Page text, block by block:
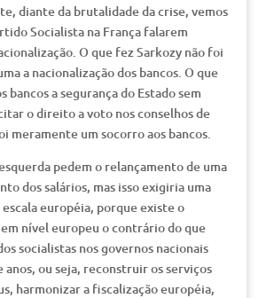
diante da brutalidade da crise, vemos
Socialista na França falarem
O que fez Sarkozy não foi
a nacionalização dos bancos. O que
bancos a segurança do Estado sem
o direito a voto nos conselhos de
meramente um socorro aos bancos.
pedem o relançamento de uma
dos salários, mas isso exigiria uma
européia, porque existe o
nível europeu o contrário do que
socialistas nos governos nacionais
ou seja, reconstruir os serviços
harmonizar a fiscalização européia,